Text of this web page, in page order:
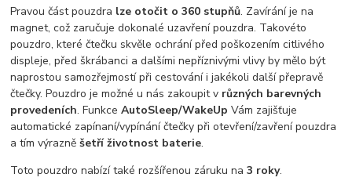
Pravou část pouzdra lze otočit o 360 stupňů. Zavírání je na
magnet, což zaručuje dokonalé uzavření pouzdra. Takovéto
pouzdro, které čtečku skvěle ochrání před poškozením citlivého
displeje, před škrábanci a dalšími nepříznivými vlivy by mělo být
naprostou samozřejmostí při cestování i jakékoli další přepravě
čtečky. Pouzdro je možné u nás zakoupit v různých barevných
provedeních. FunkceAutoSleep/WakeUp Vám zajišťuje
automatické zapínaní/vypínání čtečky při otevření/zavření pouzdra
a tím výrazněšetří životnost baterie.
Toto pouzdro nabízí také rozšířenou záruku na3 roky.